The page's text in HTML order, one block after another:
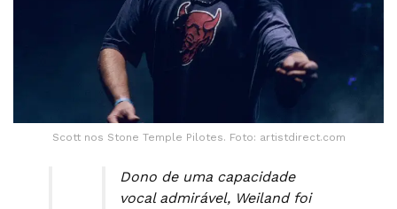
Scott nos Stone Temple Pilotes. Foto: artistdirect.com
Dono de uma capacidade
vocal admirável, Weiland foi